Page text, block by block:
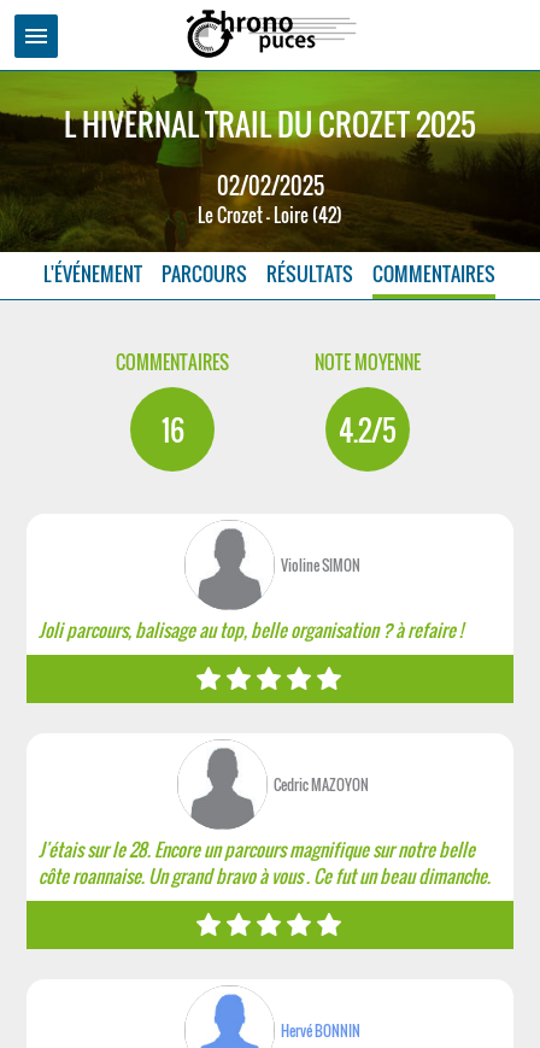
menu
L HIVERNAL TRAIL DU CROZET 2025
02/02/2025
Le Crozet - Loire (42)
L'ÉVÉNEMENT PARCOURS RÉSULTATS COMMENTAIRES
COMMENTAIRES
16
NOTE MOYENNE
4.2/5
Violine SIMON
Joli parcours, balisage au top, belle organisation ? à refaire !
Cedric MAZOYON
J'étais sur le 28. Encore un parcours magnifique sur notre belle
côte roannaise. Un grand bravo à vous . Ce fut un beau dimanche.
Hervé BONNIN